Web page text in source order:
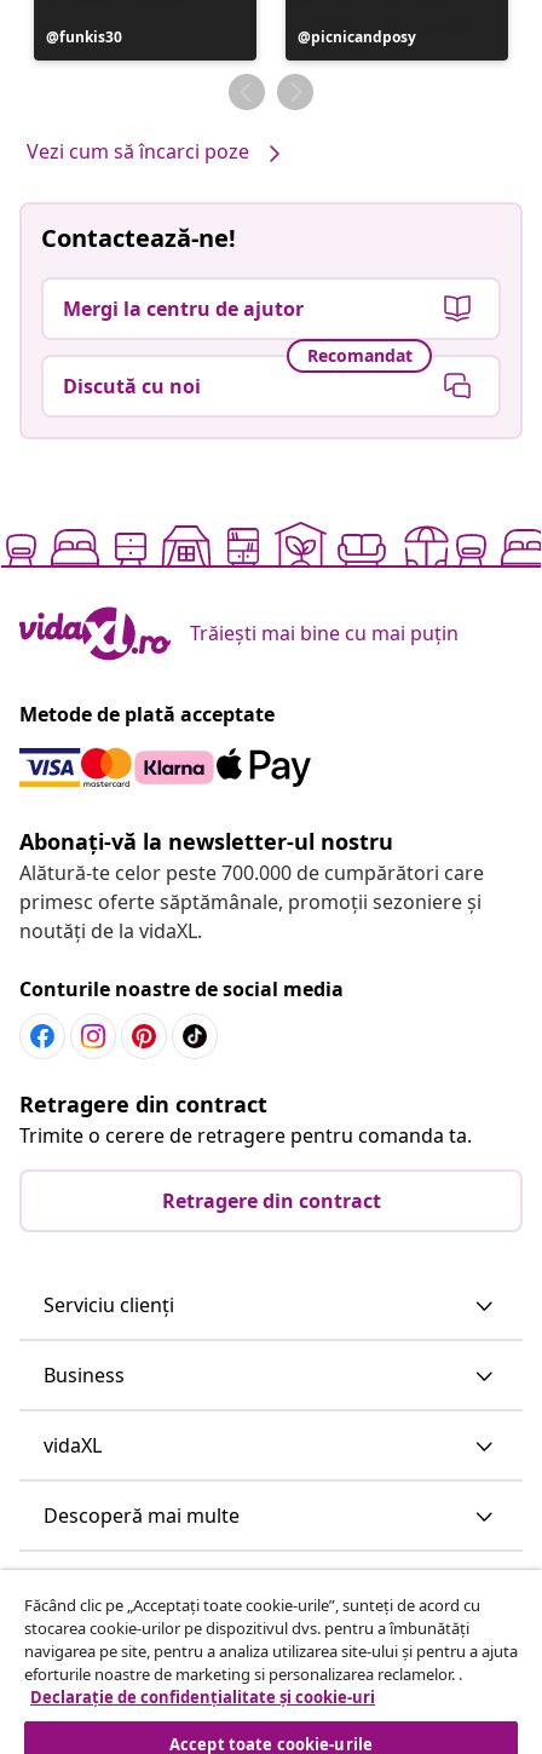
Postare
publicată
funkis30
Postare
publicată
de
picnicandposy
Vezi cum să încarci poze
Contactează-ne!
Mergi la centru de ajutor
Recomandat
Discută cu noi
Trăiești mai bine cu mai puțin
Metode de plată acceptate
Abonați-vă la newsletter-ul nostru
Alătură-te celor peste 700.000 de cumpărători care
primesc oferte săptămânale, promoții sezoniere și
noutăți de la vidaXL.
Conturile noastre de social media
Retragere din contract
Trimite o cerere de retragere pentru comanda ta.
Retragere din contract
Serviciu clienți
Business
vidaXL
Descoperă mai multe
Făcând clic pe „Acceptați toate cookie-urile”, sunteți de acord cu
stocarea cookie-urilor pe dispozitivul dvs. pentru a îmbunătăți
navigarea pe site, pentru a analiza utilizarea site-ului și pentru a ajuta
eforturile noastre de marketing si personalizarea reclamelor. .
Declarație de confidențialitate și cookie-uri
Accept toate cookie-urile